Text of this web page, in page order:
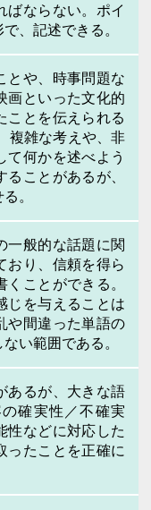
ばならない。ポイ
、記述できる。
とや、時事問題な
画といった文化的
ことを伝えられる
複雑な考えや、非
て何かを述べよう
ことがあるが、
。
一般的な話題に関
おり、信頼を得ら
ことができる。
じを与えることは
や間違った単語の
い範囲である。
あるが、大きな語
確実性／不確実
性などに対応した
ったことを正確に